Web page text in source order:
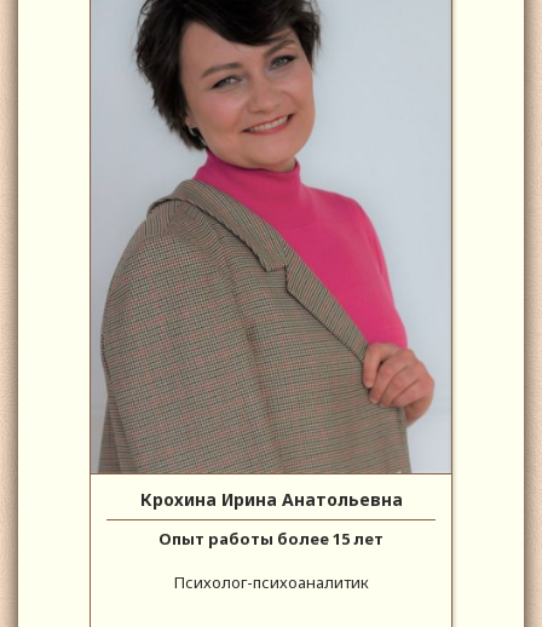
Крохина Ирина Анатольевна
Опыт работы более 15 лет
Психолог-психоаналитик